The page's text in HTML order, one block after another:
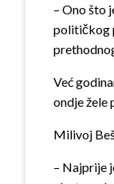
– Ono što
političkog
Već
ondje žele
Milivoj
– Najprije